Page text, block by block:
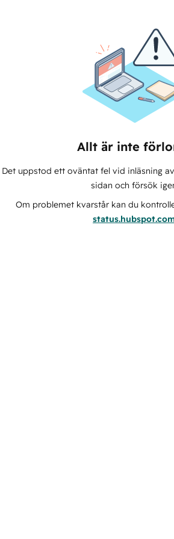
Allt är inte
Det uppstod ett oväntat fel vid inläsning
sidan och försök
Om problemet kvarstår kan du